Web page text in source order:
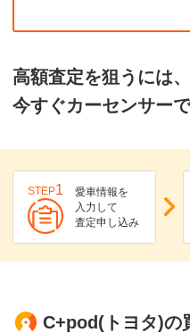
高額査定を狙うには、
今すぐカーセンサー
STEP1
愛車情報を
入力して
査定申し込み
C+pod(トヨタ)の